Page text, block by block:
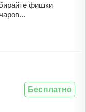
фишки
Бесплатно